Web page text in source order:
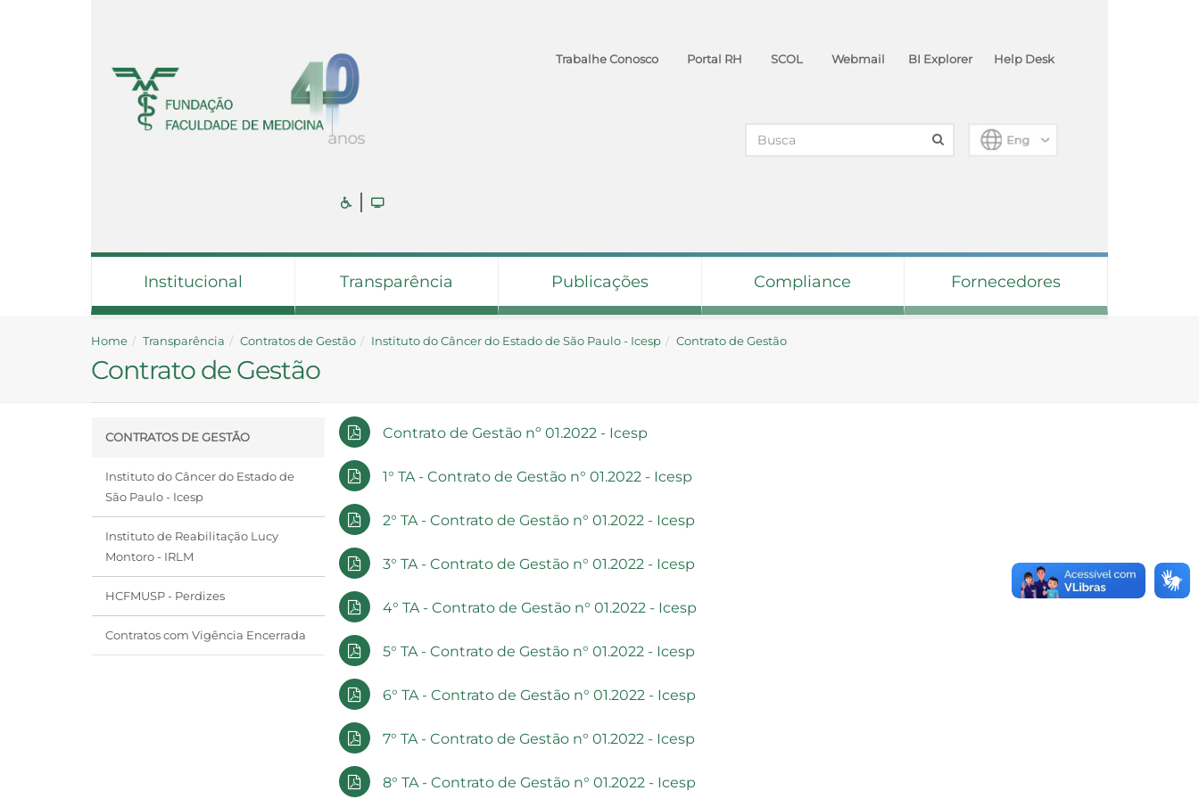
Help Desk
BI Explorer
Webmail
SCOL
Portal RH
Trabalhe Conosco
Institucional Transparência Publicações Compliance Fornecedores
Home Transparência Contratos de Gestão Instituto do Câncer do Estado de São Paulo - Icesp Contrato de Gestão
Contrato de Gestão
CONTRATOS DE GESTÃO
Instituto do Câncer do Estado de
São Paulo - Icesp
Instituto de Reabilitação Lucy
Montoro - IRLM
HCFMUSP - Perdizes
Contratos com Vigência Encerrada
Contrato de Gestão nº 01.2022 - Icesp
1° TA - Contrato de Gestão n° 01.2022 - Icesp
2° TA - Contrato de Gestão n° 01.2022 - Icesp
3° TA - Contrato de Gestão n° 01.2022 - Icesp
4° TA - Contrato de Gestão n° 01.2022 - Icesp
5° TA - Contrato de Gestão n° 01.2022 - Icesp
6° TA - Contrato de Gestão n° 01.2022 - Icesp
7° TA - Contrato de Gestão n° 01.2022 - Icesp
8° TA - Contrato de Gestão n° 01.2022 - Icesp